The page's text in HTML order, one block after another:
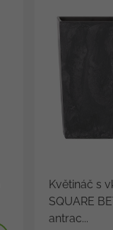
Květináč s
SQUARE
antrac...